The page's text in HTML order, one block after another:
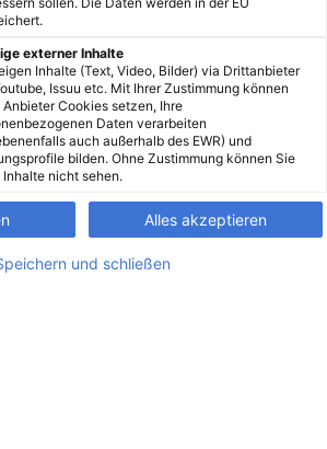
externer Inhalte
Inhalte (Text, Video, Bilder) via Drittanbieter
Issuu etc. Mit Ihrer Zustimmung können
Anbieter Cookies setzen, Ihre
Daten verarbeiten
auch außerhalb des EWR) und
bilden. Ohne Zustimmung können Sie
Inhalte nicht sehen.
Alles akzeptieren
und schließen